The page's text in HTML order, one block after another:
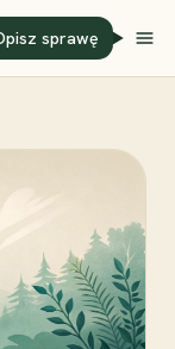
sprawę